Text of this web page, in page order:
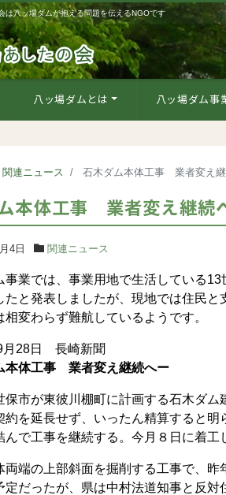
は八ッ場ダムが抱える問題を伝えるNGOです
八ッ場ダムとは 八ッ場ダム事
関連ニュース 石木ダム本体工事 業者変え
本体工事 業者変え継続
4日 関連ニュース
業では、事業用地で生活している
たと発表しましたが、現地では住民
相変わらず難航しているようです。
28日 長崎新聞
本体工事 業者変え継続へー
市が東彼川棚町に計画する石木ダム
約を延長せず、いったん精算すると明
んで工事を継続する。今月８日に着工
端の上部斜面を掘削する工事で、昨
定だったが、県は中村法道知事と反